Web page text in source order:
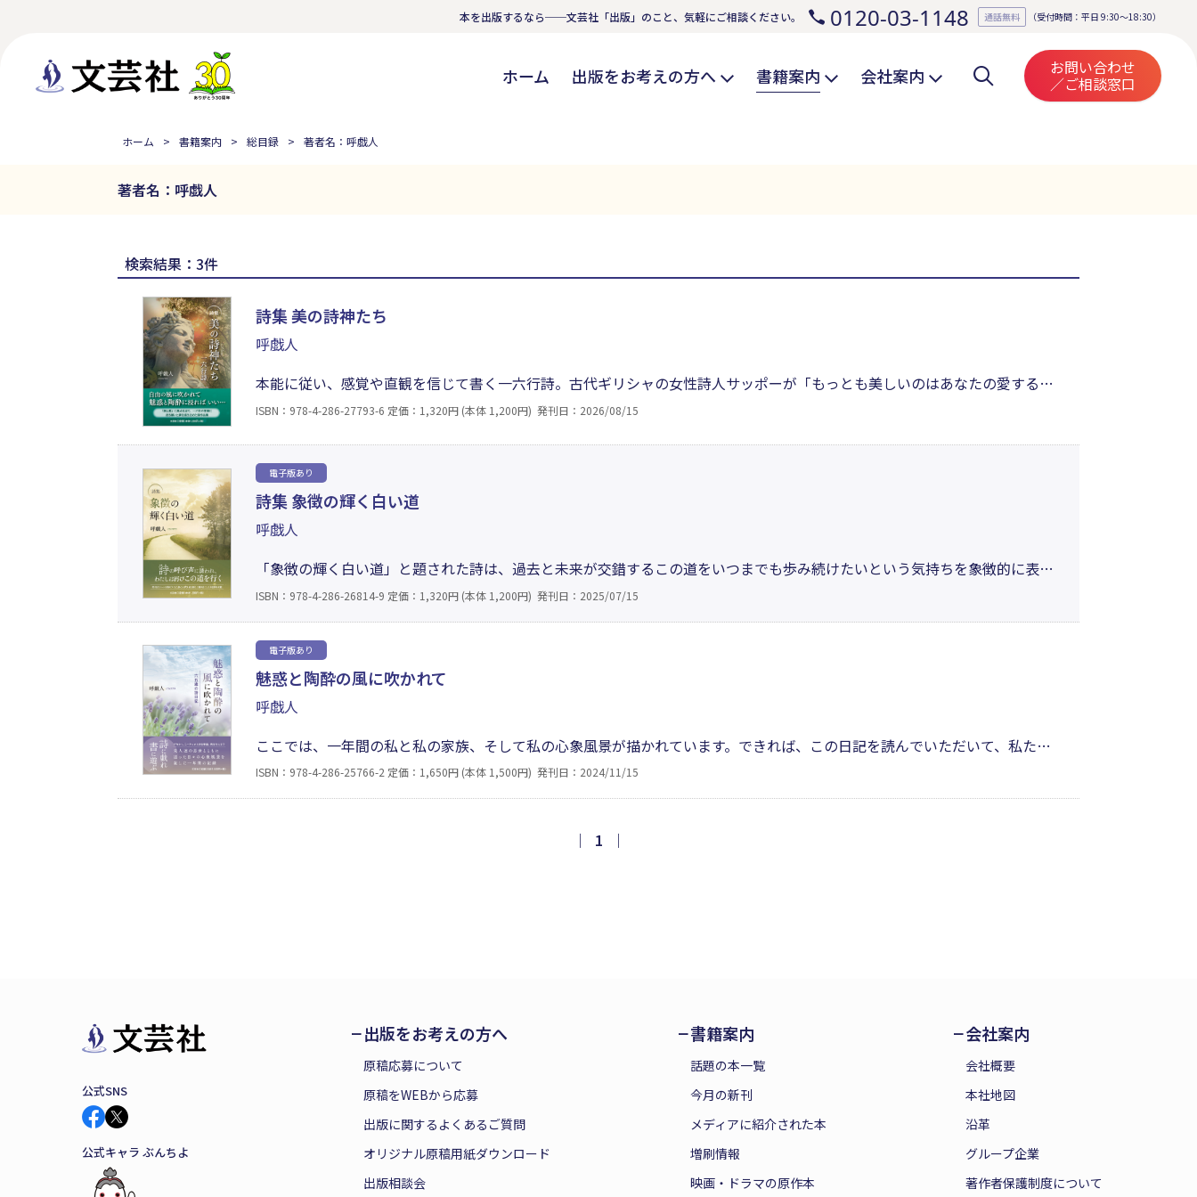
本を出版するなら──文芸社「出版」のこと、気軽にご相談ください。 0120-03-1148 通話無料 （受付時間：平日 9:30～18:30）
ホーム 出版をお考えの方へ 書籍案内 会社案内 お問い合わせ
／ご相談窓口
ホーム 書籍案内 総目録 著者名：呼戯人
著者名：呼戯人
検索結果：3件
詩集 美の詩神たち
呼戯人
本能に従い、感覚や直観を信じて書く一六行詩。古代ギリシャの女性詩人サッポーが「もっとも美しいのはあなたの愛するも
の」と言っている通り、愛こそが美を生み出すのである。そんな美と愛の微妙な関係を著者はずっと歌っている。人生は言葉
ISBN：978-4-286-27793-6 定価：1,320円 (本体 1,200円) 発刊日：2026/08/15
電子版あり
詩集 象徴の輝く白い道
呼戯人
「象徴の輝く白い道」と題された詩は、過去と未来が交錯するこの道をいつまでも歩み続けたいという気持ちを象徴的に表現
している。定年退職後、人生のモットーを「読む書く生きる」に定め、人生の来し方行く末を折々の季節の彩の中に自分史の
ように詠った。四季の移り変わりと人生の四季が折り重ねられた詩は特徴的で、今という時代を生きる様々な問題も詠ってい
る。62篇を収録した詩集。
ISBN：978-4-286-26814-9 定価：1,320円 (本体 1,200円) 発刊日：2025/07/15
電子版あり
魅惑と陶酔の風に吹かれて
呼戯人
ここでは、一年間の私と私の家族、そして私の心象風景が描かれています。できれば、この日記を読んでいただいて、私たち
家族の想いを共有していただけると大変嬉しく思います。これから健康をどうやって維持し、私たち家族が幸せに生きてゆく
ために、何が必要か考えてみました。どこかにあなたの興味を惹く話題があるかもしれません。（「はじめに」より）
ISBN：978-4-286-25766-2 定価：1,650円 (本体 1,500円) 発刊日：2024/11/15
｜ 1 ｜
公式SNS
公式キャラ ぶんちよ
出版をお考えの方へ
原稿応募について
原稿をWEBから応募
出版に関するよくあるご質問
オリジナル原稿用紙ダウンロード
出版相談会
書籍案内
話題の本一覧
今月の新刊
メディアに紹介された本
増刷情報
映画・ドラマの原作本
会社案内
会社概要
本社地図
沿革
グループ企業
著作者保護制度について